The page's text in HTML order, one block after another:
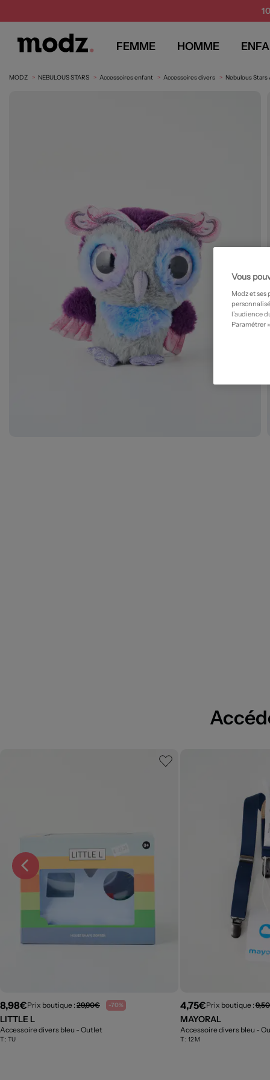
FEMME HOMME
MODZ NEBULOUS STARS Accessoires enfant Accessoires divers Nebulous
8,98€Prix boutique : 29,90€ -70%
LITTLE L
Accessoire divers bleu - Outlet
T : TU
4,75€Prix boutique :
MAYORAL
Accessoire divers bleu -
T : 12 M
Vous
Modz et
l’audience
Paramétrer